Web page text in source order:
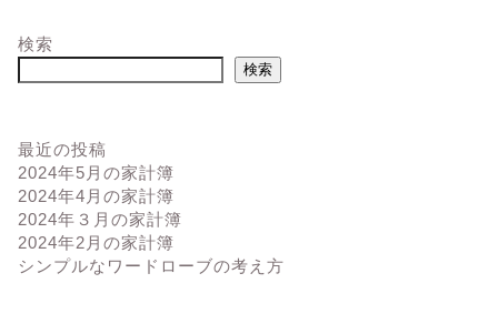
検索
検索
最近の投稿
2024年5月の家計簿
2024年4月の家計簿
2024年３月の家計簿
2024年2月の家計簿
シンプルなワードローブの考え方